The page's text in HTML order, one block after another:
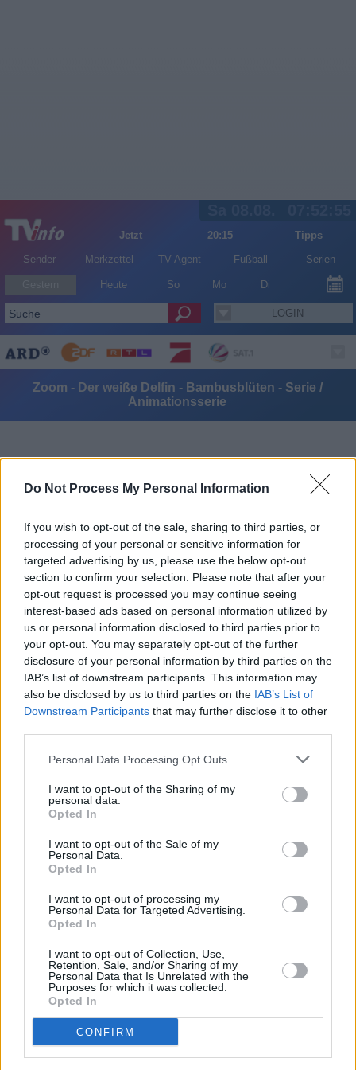
Do Not Process My Personal Information
If you wish to opt-out of the sale, sharing to third parties, or
processing of your personal or sensitive information for
targeted advertising by us, please use the below opt-out
section to confirm your selection. Please note that after your
opt-out request is processed you may continue seeing
interest-based ads based on personal information utilized by
us or personal information disclosed to third parties prior to
your opt-out. You may separately opt-out of the further
disclosure of your personal information by third parties on the
IAB’s list of downstream participants. This information may
also be disclosed by us to third parties on the IAB’s List of
Downstream Participants that may further disclose it to other
Personal Data Processing Opt Outs
I want to opt-out of the Sharing of my
personal data.
Opted In
I want to opt-out of the Sale of my
Personal Data.
Opted In
I want to opt-out of processing my
Personal Data for Targeted Advertising.
Opted In
I want to opt-out of Collection, Use,
Retention, Sale, and/or Sharing of my
Personal Data that Is Unrelated with the
Purposes for which it was collected.
Opted In
CONFIRM
Jetzt 20:15
Tipps
Sender
Merkzettel TV-Agent Fußball Serien
Heute So Mo Di
LOGIN
Alle Sender
Zoom - Der weiße Delfin - Bambusblüten - Serie /
Animationsserie
Zoom - Der weiße Delfin
Bambusblüten (Frankreich,2012/2023)
Folge 130
Details